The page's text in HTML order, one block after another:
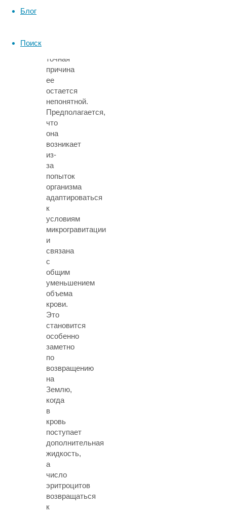
Блог
Поиск
точная
причина
ее
остается
непонятной.
Предполагается,
что
она
возникает
из-
за
попыток
организма
адаптироваться
к
условиям
микрогравитации
и
связана
с
общим
уменьшением
объема
крови.
Это
становится
особенно
заметно
по
возвращению
на
Землю,
когда
в
кровь
поступает
дополнительная
жидкость,
а
число
эритроцитов
возвращаться
к